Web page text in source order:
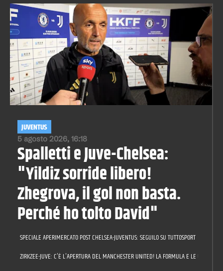
5 agosto 2026, 16:18
JUVENTUS
Spalletti e Juve-Chelsea:
"Yildiz sorride libero!
Zhegrova, il gol non basta.
Perché ho tolto David"
SPECIALE APERIMERCATO POST CHELSEA-JUVENTUS: SEGUILO SU TUTTOSPORT
ZIRKZEE-JUVE: C'È L'APERTURA DEL MANCHESTER UNITED! LA FORMULA E LE ULTIME